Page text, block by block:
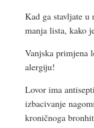
Kad ga stavljate
manja lista, kako
Vanjska primjena
alergiju!
Lovor ima
izbacivanje
kroničnoga